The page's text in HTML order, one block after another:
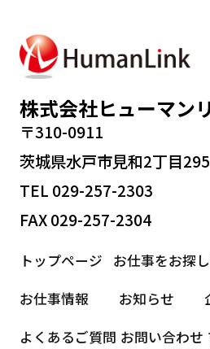
株式会社ヒューマン
〒310-0911
茨城県水戸市見和2丁目
TEL 029-257-2303
FAX 029-257-2304
トップページ お仕事をお探
お仕事情報
お知らせ
よくあるご質問 お問い合わせ